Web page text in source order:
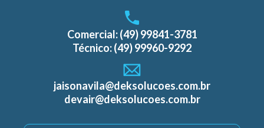
Comercial: (49) 99841-3781
Técnico: (49) 99960-9292
jaisonavila@deksolucoes.com.br
devair@deksolucoes.com.br